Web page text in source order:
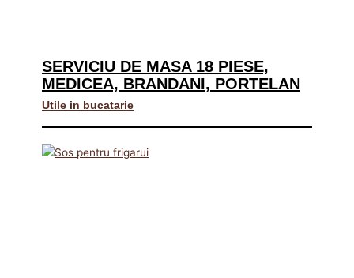
SERVICIU DE MASA 18 PIESE,
MEDICEA, BRANDANI, PORTELAN
Utile in bucatarie